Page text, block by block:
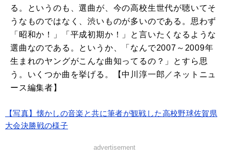
る。というのも、選曲が、今の高校生世代が聴いてそ
うなものではなく、渋いものが多いのである。思わず
「昭和か！」「平成初期か！」と言いたくなるような
選曲なのである。というか、「なんで2007～2009年
生まれのヤングがこんな曲知ってるの？」とすら思
う。いくつか曲を挙げる。【中川淳一郎／ネットニュ
ース編集者】
【写真】懐かしの音楽と共に筆者が観戦した高校野球佐賀県
大会決勝戦の様子
advertisement